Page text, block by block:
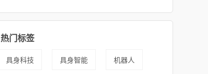
热门标签
具身科技 具身智能 机器人